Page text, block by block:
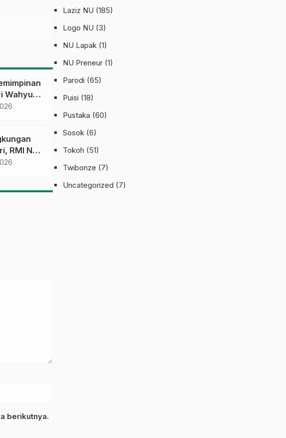
Wahyu
RMI NU
berikutnya.
Laziz NU (185)
Logo NU (3)
NU Lapak (1)
NU Preneur (1)
Parodi (65)
Puisi (18)
Pustaka (60)
Sosok (6)
Tokoh (51)
Twibonze (7)
Uncategorized (7)